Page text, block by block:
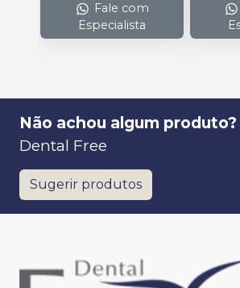
Fale com
Especialista
Não achou algum produto?
Dental Free
Sugerir produtos